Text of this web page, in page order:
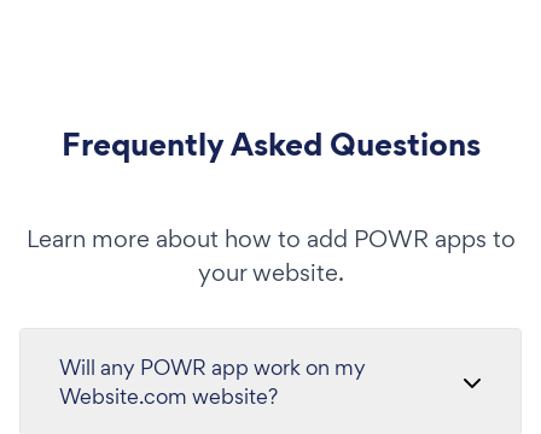
Frequently Asked Questions
Learn more about how to add POWR apps to
your website.
Will any POWR app work on my
Website.com website?